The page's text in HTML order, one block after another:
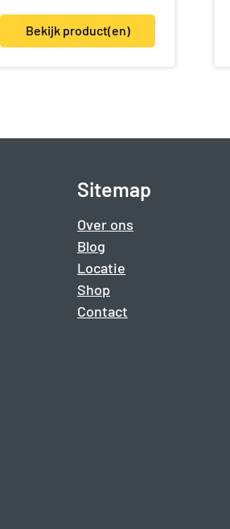
Bekijk product(en)
Sitemap
Over ons
Blog
Locatie
Shop
Contact